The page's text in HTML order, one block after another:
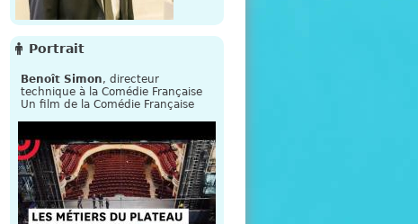
Portrait
Benoît Simon, directeur
technique à la Comédie Française
Un film de la Comédie Française